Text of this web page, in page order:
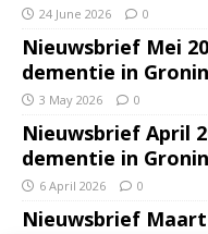
24 June 2026 0
Nieuwsbrief Mei
dementie in
3 May 2026 0
Nieuwsbrief April
dementie in
6 April 2026 0
Nieuwsbrief